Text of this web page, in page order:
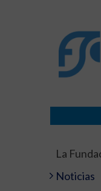
La
Noticias